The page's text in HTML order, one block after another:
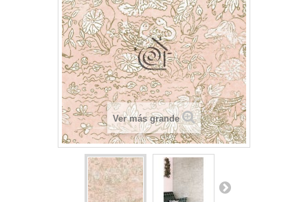
Ver más grande